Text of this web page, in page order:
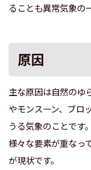
ることも異常気象の
原因
主な原因は自然のゆ
やモンスーン、ブロ
うる気象のことです
様々な要素が重なっ
が現状です。